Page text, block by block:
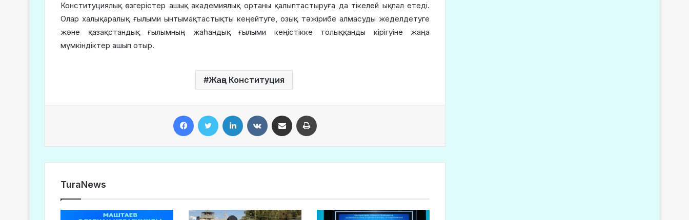
Конституциялық өзгерістер ашық академиялық ортаны қалыптастыруға да тікелей ықпал етеді.
Олар халықаралық ғылыми ынтымақтастықты кеңейтуге, озық тәжірибе алмасуды жеделдетуге
және қазақстандық ғылымның жаһандық ғылыми кеңістікке толыққанды кірігуіне жаңа
мүмкіндіктер ашып отыр.
Жаңа Конституция
TuraNews